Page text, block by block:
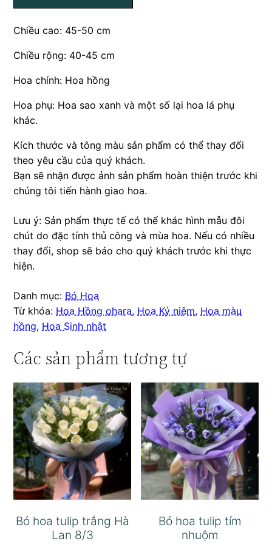
Chiều cao: 45-50 cm
Chiều rộng: 40-45 cm
Hoa chính: Hoa hồng
Hoa phụ: Hoa sao xanh và một số lại hoa lá phụ
khác.
Kích thước và tông màu sản phẩm có thể thay đổi
theo yêu cầu của quý khách.
Bạn sẽ nhận được ảnh sản phẩm hoàn thiện trước khi
chúng tôi tiến hành giao hoa.
Lưu ý: Sản phẩm thực tế có thể khác hình mẫu đôi
chút do đặc tính thủ công và mùa hoa. Nếu có nhiều
thay đổi, shop sẽ báo cho quý khách trước khi thực
hiện.
Danh mục: Bó Hoa
Từ khóa: Hoa Hồng ohara, Hoa Kỷ niệm, Hoa màu
hồng, Hoa Sinh nhật
Các sản phẩm tương tự
Bó hoa tulip trắng Hà
Lan 8/3
Bó hoa tulip tím
nhuộm